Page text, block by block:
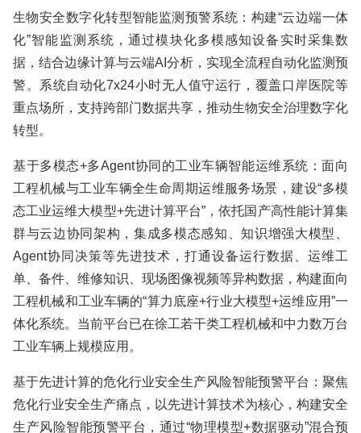
生物安全数字化转型智能监测预警系统：构建“云边端一体
化”智能监测系统，通过模块化多模感知设备实时采集数
据，结合边缘计算与云端AI分析，实现全流程自动化监测预
警。系统自动化7x24小时无人值守运行，覆盖口岸医院等
重点场所，支持跨部门数据共享，推动生物安全治理数字化
转型。
基于多模态+多Agent协同的工业车辆智能运维系统：面向
工程机械与工业车辆全生命周期运维服务场景，建设“多模
态工业运维大模型+先进计算平台”，依托国产高性能计算集
群与云边协同架构，集成多模态感知、知识增强大模型、
Agent协同决策等先进技术，打通设备运行数据、运维工
单、备件、维修知识、现场图像视频等异构数据，构建面向
工程机械和工业车辆的“算力底座+行业大模型+运维应用”一
体化系统。当前平台已在徐工若干类工程机械和中力数万台
工业车辆上规模应用。
基于先进计算的危化行业安全生产风险智能预警平台：聚焦
危化行业安全生产痛点，以先进计算技术为核心，构建安全
生产风险智能预警平台，通过“物理模型+数据驱动”混合预